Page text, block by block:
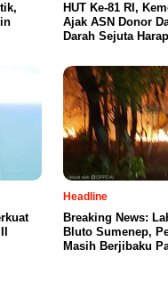
HUT Ke-81 RI,
Ajak ASN Donor
Darah Sejuta
Headline
Breaking News:
Bluto Sumenep,
Masih Berjibaku